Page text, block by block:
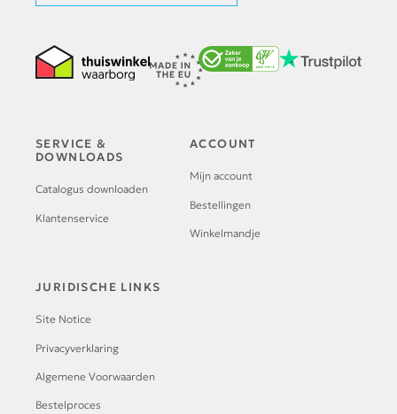
SERVICE &
DOWNLOADS
Catalogus downloaden
Klantenservice
ACCOUNT
Mijn account
Bestellingen
Winkelmandje
JURIDISCHE LINKS
Site Notice
Privacyverklaring
Algemene Voorwaarden
Bestelproces